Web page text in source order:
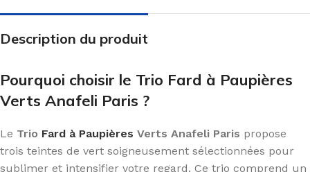
Description du produit
Pourquoi choisir le Trio Fard à Paupières
Verts Anafeli Paris ?
Le Trio Fard à Paupières Verts Anafeli Paris propose
trois teintes de vert soigneusement sélectionnées pour
sublimer et intensifier votre regard. Ce trio comprend un